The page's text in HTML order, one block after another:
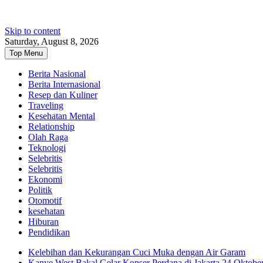
Skip to content
Saturday, August 8, 2026
Top Menu
Berita Nasional
Berita Internasional
Resep dan Kuliner
Traveling
Kesehatan Mental
Relationship
Olah Raga
Teknologi
Selebritis
Selebritis
Ekonomi
Politik
Otomotif
kesehatan
Hiburan
Pendidikan
Kelebihan dan Kekurangan Cuci Muka dengan Air Garam